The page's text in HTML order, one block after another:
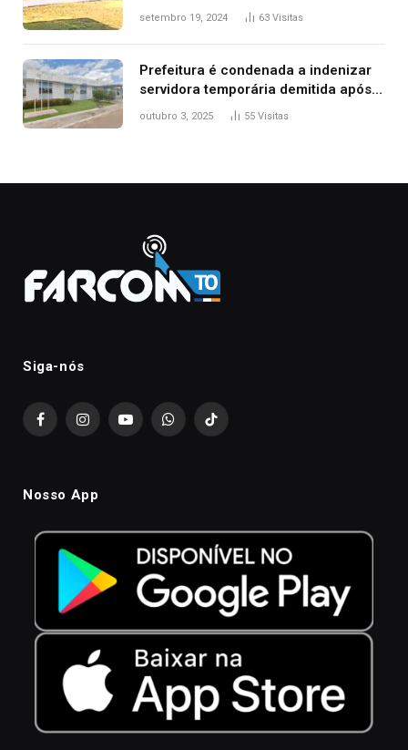
durante confusão no trânsito
setembro 19, 2024 63 Visitas
Prefeitura é condenada a indenizar
servidora temporária demitida após
nascimento da filha
outubro 3, 2025 55 Visitas
Siga-nós
FacebookInstagramYouTubeWhatsAppTikTok
Nosso App